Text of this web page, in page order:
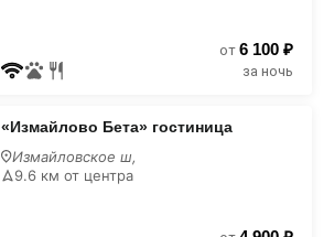
от 6 100 ₽
за ночь
«Измайлово Бета» гостиница
Измайловское ш,
9.6 км от центра